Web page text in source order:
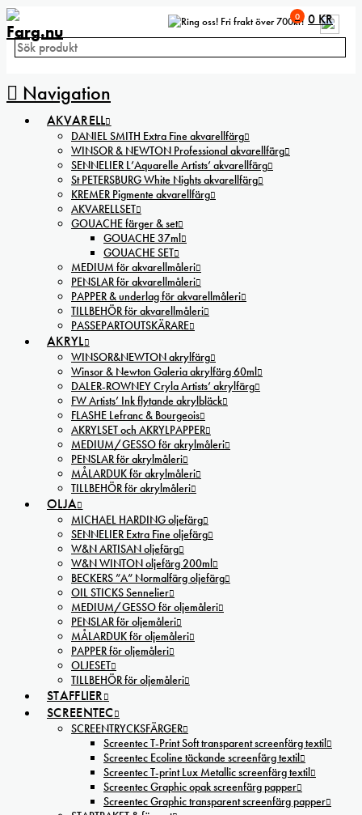
Fri frakt över 700kr!
Navigation
0 0 KR
AKVARELL
DANIEL SMITH Extra Fine akvarellfärg
WINSOR & NEWTON Professional akvarellfärg
SENNELIER L’Aquarelle Artists’ akvarellfärg
St PETERSBURG White Nights akvarellfärg
KREMER Pigmente akvarellfärg
AKVARELLSET
GOUACHE färger & set
GOUACHE 37ml
GOUACHE SET
MEDIUM för akvarellmåleri
PENSLAR för akvarellmåleri
PAPPER & underlag för akvarellmåleri
TILLBEHÖR för akvarellmåleri
PASSEPARTOUTSKÄRARE
AKRYL
WINSOR&NEWTON akrylfärg
Winsor & Newton Galeria akrylfärg 60ml
DALER-ROWNEY Cryla Artists’ akrylfärg
FW Artists’ Ink flytande akrylbläck
FLASHE Lefranc & Bourgeois
AKRYLSET och AKRYLPAPPER
MEDIUM/GESSO för akrylmåleri
PENSLAR för akrylmåleri
MÅLARDUK för akrylmåleri
TILLBEHÖR för akrylmåleri
OLJA
MICHAEL HARDING oljefärg
SENNELIER Extra Fine oljefärg
W&N ARTISAN oljefärg
W&N WINTON oljefärg 200ml
BECKERS ”A” Normalfärg oljefärg
OIL STICKS Sennelier
MEDIUM/GESSO för oljemåleri
PENSLAR för oljemåleri
MÅLARDUK för oljemåleri
PAPPER för oljemåleri
OLJESET
TILLBEHÖR för oljemåleri
STAFFLIER
SCREENTEC
SCREENTRYCKSFÄRGER
Screentec T-Print Soft transparent screenfärg textil
Screentec Ecoline täckande screenfärg textil
Screentec T-print Lux Metallic screenfärg textil
Screentec Graphic opak screenfärg papper
Screentec Graphic transparent screenfärg papper